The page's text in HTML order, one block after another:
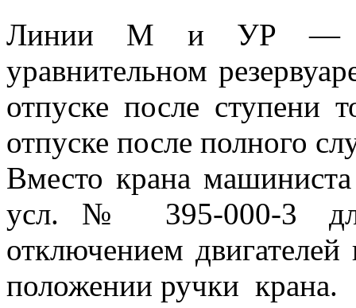
Линии М и УР —
уравнительном
отпуске после
отпуске после полного
Вместо крана
усл.№ 395-000-3 для
отключением
положении ручки крана.